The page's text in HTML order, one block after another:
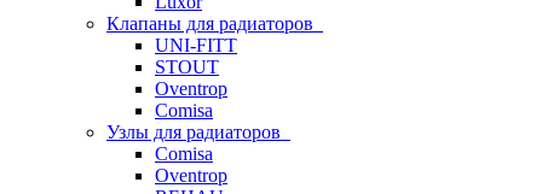
Клапаны для радиаторов
UNI-FITT
STOUT
Oventrop
Comisa
Узлы для радиаторов
Comisa
Oventrop